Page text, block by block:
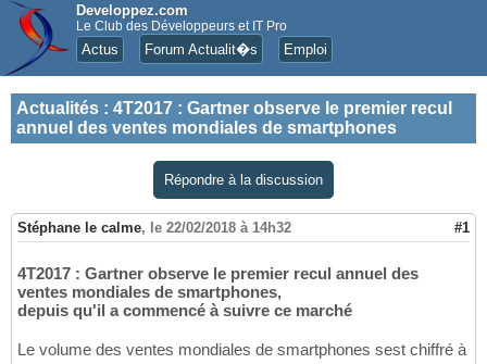
Developpez.com
Le Club des Développeurs et IT Pro
Actus Forum Actualit�s Emploi
Actualités : 4T2017 : Gartner observe le premier recul
annuel des ventes mondiales de smartphones
Répondre à la discussion
Stéphane le calme, le 22/02/2018 à 14h32 #1
4T2017 : Gartner observe le premier recul annuel des
ventes mondiales de smartphones,
depuis qu'il a commencé à suivre ce marché
Le volume des ventes mondiales de smartphones sest chiffré à